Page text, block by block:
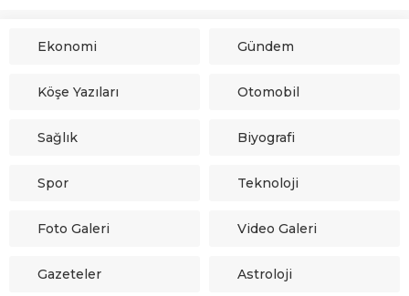
Ekonomi Gündem
Köşe Yazıları Otomobil
Sağlık Biyografi
Spor Teknoloji
Foto Galeri Video Galeri
Gazeteler Astroloji